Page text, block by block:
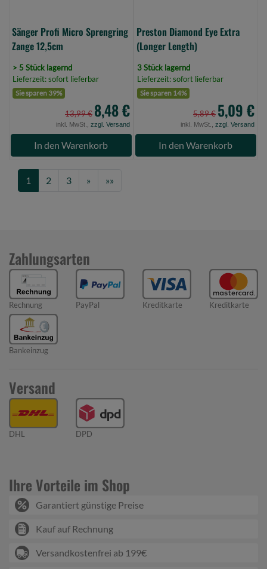
Sänger Profi Micro Sprengring
Zange 12,5cm
> 5 Stück lagernd
Lieferzeit: sofort lieferbar
Sie sparen 39%
13,99 € 8,48 €
inkl. MwSt., zzgl. Versand
In den Warenkorb
Preston Diamond Eye Extra
(Longer Length)
3 Stück lagernd
Lieferzeit: sofort lieferbar
Sie sparen 14%
5,89 € 5,09 €
inkl. MwSt., zzgl. Versand
In den Warenkorb
1 2 3 » Next»»
Zahlungsarten
Rechnung PayPal Kreditkarte Kreditkarte
Bankeinzug
Versand
DHL DPD
Ihre Vorteile im Shop
Garantiert günstige Preise
Kauf auf Rechnung
Versandkostenfrei ab 199€